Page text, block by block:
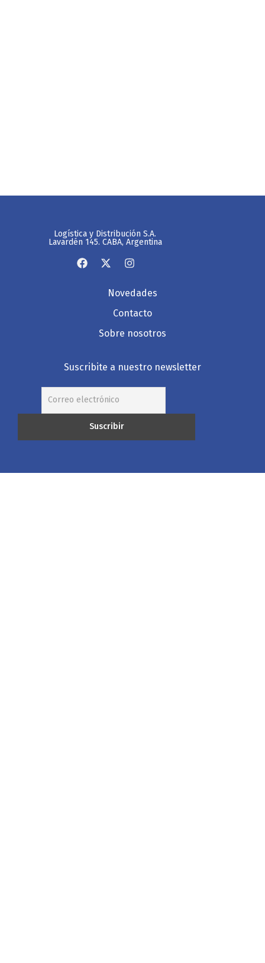
Logística y Distribución S.A.
Lavardén 145. CABA, Argentina
Novedades
Contacto
Sobre nosotros
Suscribite a nuestro newsletter